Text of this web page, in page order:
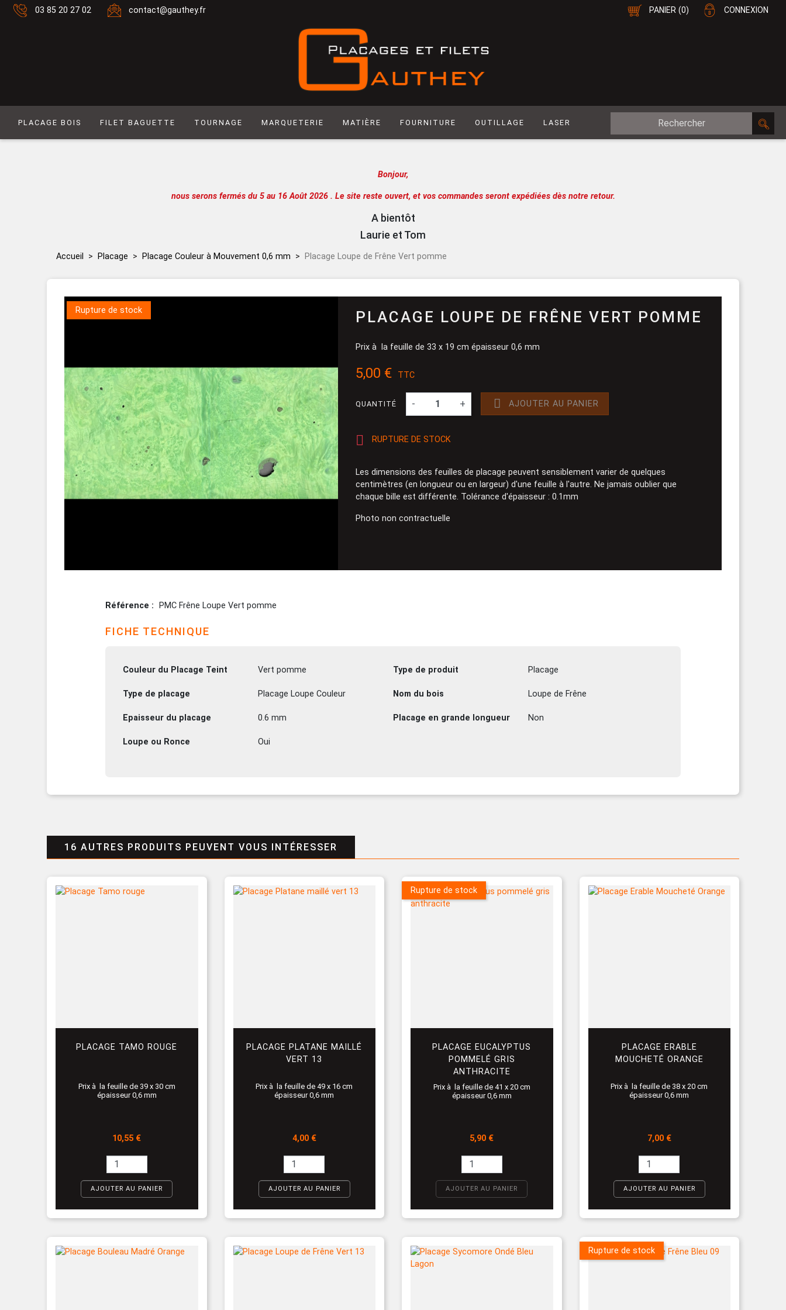
03 85 20 27 02 contact@gauthey.fr CONNEXION
PANIER (0)
PLACAGE BOIS
Lot de placages
FILET BAGUETTE TOURNAGE MARQUETERIE MATIÈRE
Laser
FOURNITURE
Colle
Produit de Finition
Panneau support
Papier
Extra
OUTILLAGE
Racloir
LASER
Placage Double-Face
Bonjour,
nous serons fermés du 5 au 16 Août 2026 . Le site reste ouvert, et vos commandes seront expédiées dès notre retour.
A bientôt
Laurie et Tom
Accueil Placage Placage Couleur à Mouvement 0,6 mm Placage Loupe de Frêne Vert pomme
Rupture de stock PLACAGE LOUPE DE FRÊNE VERT POMME
Prix à la feuille de 33 x 19 cm épaisseur 0,6 mm
5,00 € TTC
QUANTITÉ - +  AJOUTER AU PANIER
 RUPTURE DE STOCK
Les dimensions des feuilles de placage peuvent sensiblement varier de quelques
centimètres (en longueur ou en largeur) d'une feuille à l'autre. Ne jamais oublier que
chaque bille est différente. Tolérance d'épaisseur : 0.1mm
Photo non contractuelle
Référence PMC Frêne Loupe Vert pomme
FICHE TECHNIQUE
Couleur du Placage Teint Vert pomme Type de produit Placage
Type de placage Placage Loupe Couleur Nom du bois Loupe de Frêne
Epaisseur du placage 0.6 mm Placage en grande longueur Non
Loupe ou Ronce Oui
16 AUTRES PRODUITS PEUVENT VOUS INTÉRESSER
PLACAGE TAMO ROUGE
Prix à la feuille de 39 x 30 cm
épaisseur 0,6 mm
Prix
10,55 €
AJOUTER AU PANIER
PLACAGE PLATANE MAILLÉ
VERT 13
Prix à la feuille de 49 x 16 cm
épaisseur 0,6 mm
Prix
4,00 €
AJOUTER AU PANIER
PLACAGE EUCALYPTUS
POMMELÉ GRIS
ANTHRACITE
Prix à la feuille de 41 x 20 cm
épaisseur 0,6 mm
Prix
5,90 €
AJOUTER AU PANIER
Rupture de stock
PLACAGE ERABLE
MOUCHETÉ ORANGE
Prix à la feuille de 38 x 20 cm
épaisseur 0,6 mm
Prix
7,00 €
AJOUTER AU PANIER
Rupture de stock